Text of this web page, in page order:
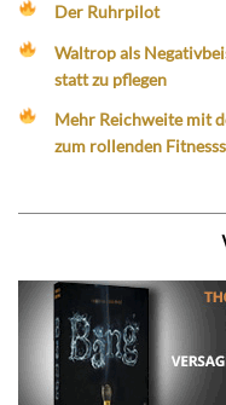
Der Ruhrpilot
Waltrop als
statt zu pflegen
Mehr Reichweite mit
zum rollenden